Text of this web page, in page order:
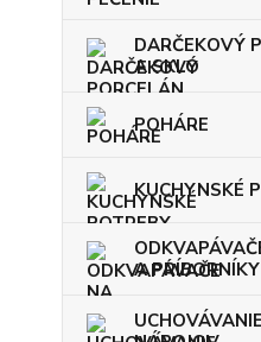
DARČEKOVÝ
A SKLO
POHÁRE
KUCHYNSKÉ
A PRÍBORNÍKY